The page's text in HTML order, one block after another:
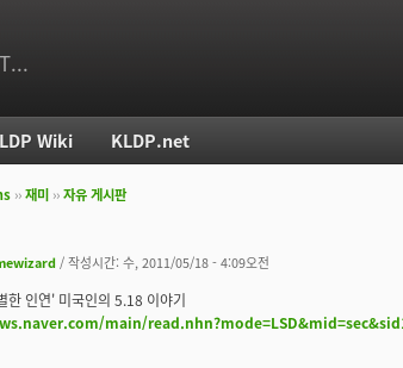
››재미 ››자유 게시판
/ 작성시간: 수, 2011/05/18 - 4:09오전
한 인연' 미국인의 5.18 이야기
main/
Wiki KLDP.net